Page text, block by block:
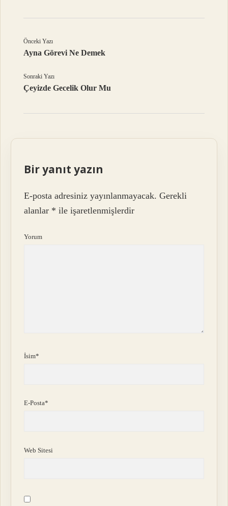
Önceki Yazı
Ayna Görevi Ne Demek
Sonraki Yazı
Çeyizde Gecelik Olur Mu
Bir yanıt yazın
E-posta adresiniz yayınlanmayacak. Gerekli
alanlar * ile işaretlenmişlerdir
Yorum
İsim*
E-Posta*
Web Sitesi